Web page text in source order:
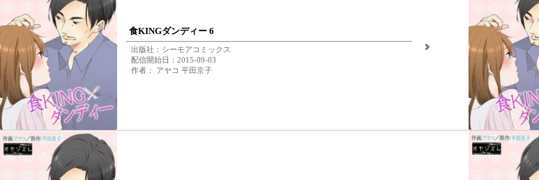
食KINGダンディー 6
出版社：シーモアコミックス
配信開始日：2015-09-03
作者： アヤコ 平田京子